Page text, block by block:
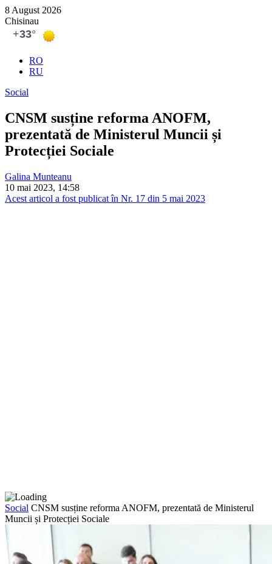
8 August 2026
Chisinau
RO
RU
Social
CNSM susține reforma ANOFM,
prezentată de Ministerul Muncii și
Protecției Sociale
Galina Munteanu
10 mai 2023, 14:58
Acest articol a fost publicat în Nr. 17 din 5 mai 2023
Social CNSM susține reforma ANOFM, prezentată de Ministerul
Muncii și Protecției Sociale